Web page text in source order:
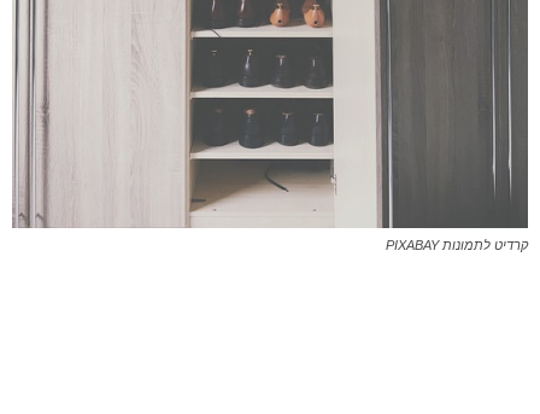
קרדיט לתמונות PIXABAY